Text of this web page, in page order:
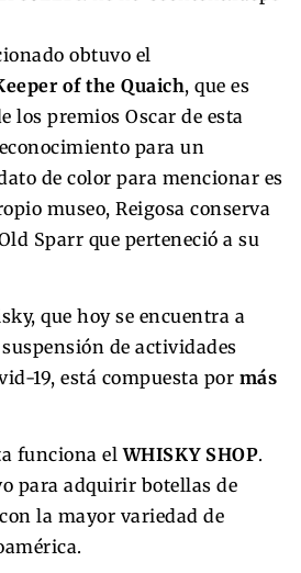
obtuvo el
of the Quaich, que es
los premios Oscar de esta
para un
de color para mencionar es
museo, Reigosa conserva
Sparr que perteneció a su
que hoy se encuentra a
de actividades
19, está compuesta por más
funciona elWHISKY SHOP.
para adquirir botellas de
la mayor variedad de